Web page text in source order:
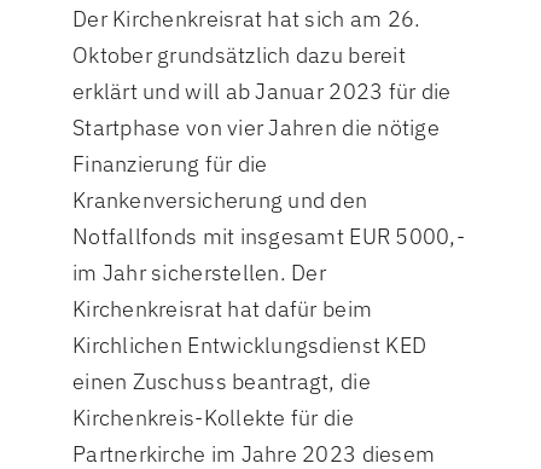
Der Kirchenkreisrat hat sich am 26.
Oktober grundsätzlich dazu bereit
erklärt und will ab Januar 2023 für die
Startphase von vier Jahren die nötige
Finanzierung für die
Krankenversicherung und den
Notfallfonds mit insgesamt EUR 5000,-
im Jahr sicherstellen. Der
Kirchenkreisrat hat dafür beim
Kirchlichen Entwicklungsdienst KED
einen Zuschuss beantragt, die
Kirchenkreis-Kollekte für die
Partnerkirche im Jahre 2023 diesem